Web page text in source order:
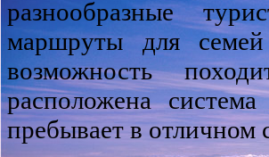
разнообразные
маршруты для
возможность
расположена
пребывает в отличном